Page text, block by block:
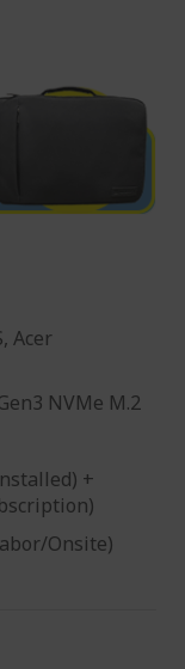
Acer
NVMe M.2
+
Onsite)